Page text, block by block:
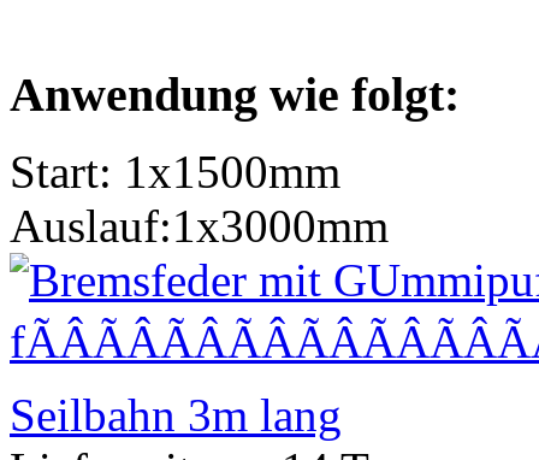
Anwendung wie folgt:
Start: 1x1500mm
Auslauf:1x3000mm